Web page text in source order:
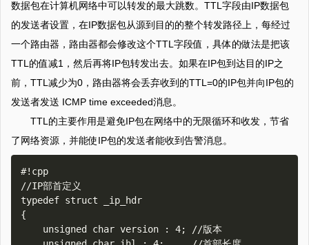
数据包在计算机网络中可以转发的最大跳数。TTL字段由IP数据包
的发送者设置，在IP数据包从源到目的的整个转发路径上，每经过
一个路由器，路由器都会修改这个TTL字段值，具体的做法是把该
TTL的值减1，然后再将IP包转发出去。如果在IP包到达目的IP之
前，TTL减少为0，路由器将会丢弃收到的TTL=0的IP包并向IP包的
发送者发送 ICMP time exceeded消息。
TTL的主要作用是避免IP包在网络中的无限循环和收发，节省
了网络资源，并能使IP包的发送者能收到告警消息。
#!cpp
//IP部首定义
typedef struct _ip_hdr
{